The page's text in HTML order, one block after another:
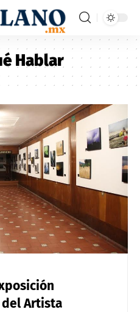
Hablar
Artista